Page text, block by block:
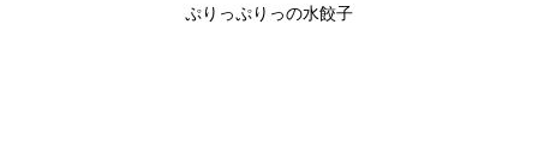
ぷりっぷりっの水餃子